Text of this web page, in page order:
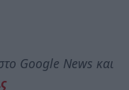
Google News και